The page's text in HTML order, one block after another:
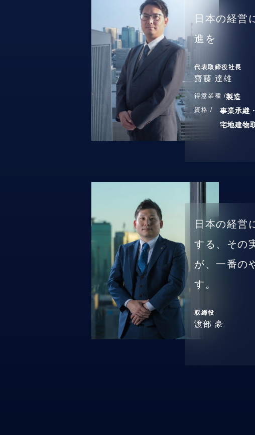
日本の経営
進を
代表取締役社長
齋藤 達雄
得意業種 /製造
資格 /
事業承継
宅地建物
日本の経営
する、その
が、一番の
す。
取締役
渡部 豪